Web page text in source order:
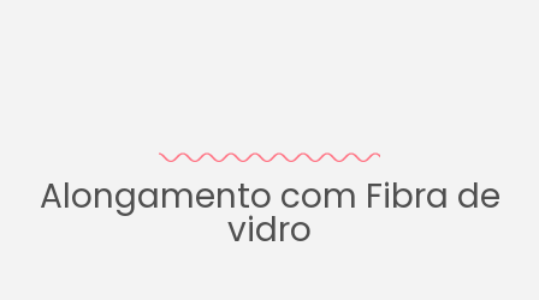
Alongamento com Fibra de
vidro